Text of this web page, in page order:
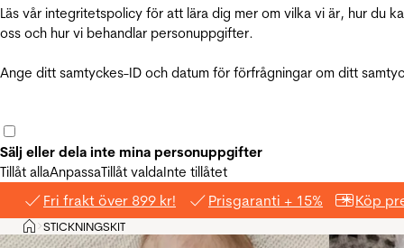
Läs vår integritetspolicy för att lära dig mer om vilka vi är, hur du
oss och hur vi behandlar personuppgifter.
Ange ditt samtyckes-ID och datum för förfrågningar om ditt
Sälj eller dela inte mina personuppgifter
Tillåt allaAnpassaTillåt valdaInte tillåtet
Fri frakt över 899 kr! Prisgaranti + 15% Köp
Hem
>STICKNINGSKIT